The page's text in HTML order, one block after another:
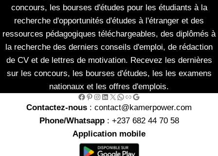
concours, les bourses d'études pour les étudiants à la
recherche d'opportunités d'études à l'étranger et des
ressources pédagogiques téléchargeables, des diplômés à
la recherche des derniers conseils d'emploi, de rédaction
de CV et de lettres de motivation. Recevez les dernières
sur les concours, les bourses d'études, les les examens
nationaux et les offres d'emplois.
Facebook Pinterest Instagram LinkedIn X WhatsApp Link Google
Contactez-nous : contact@kamerpower.com
Phone/Whatsapp: +237 682 44 70 58
Application mobile